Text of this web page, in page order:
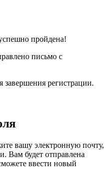
пройдена!
письмо с
регистрации.
вашу электронную почту,
Вам будет отправлена
ввести новый